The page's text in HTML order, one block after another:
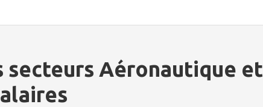
secteurs Aéronautique et